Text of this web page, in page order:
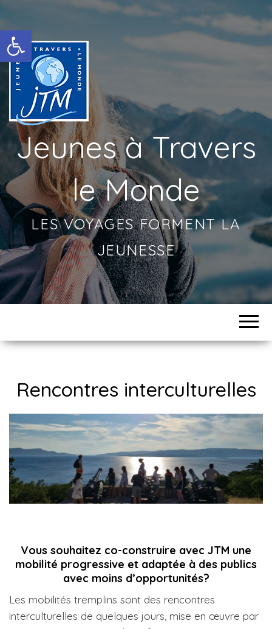
Ouvrir la barre d’outils
Jeunes à Travers
le Monde
LES VOYAGES FORMENT LA
JEUNESSE
Rencontres interculturelles
Vous souhaitez co-construire avec JTM une
mobilité progressive et adaptée à des publics
avec moins d’opportunités?
Les mobilités tremplins sont des rencontres
interculturelles de quelques jours, mise en œuvre par